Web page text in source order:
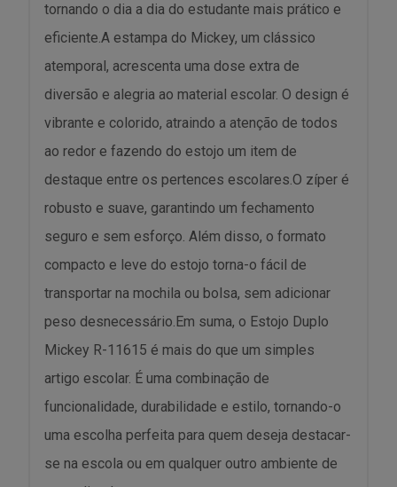
tornando o dia a dia do estudante mais prático e
eficiente.A estampa do Mickey, um clássico
atemporal, acrescenta uma dose extra de
diversão e alegria ao material escolar. O design é
vibrante e colorido, atraindo a atenção de todos
ao redor e fazendo do estojo um item de
destaque entre os pertences escolares.O zíper é
robusto e suave, garantindo um fechamento
seguro e sem esforço. Além disso, o formato
compacto e leve do estojo torna-o fácil de
transportar na mochila ou bolsa, sem adicionar
peso desnecessário.Em suma, o Estojo Duplo
Mickey R-11615 é mais do que um simples
artigo escolar. É uma combinação de
funcionalidade, durabilidade e estilo, tornando-o
uma escolha perfeita para quem deseja destacar-
se na escola ou em qualquer outro ambiente de